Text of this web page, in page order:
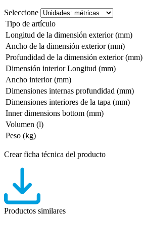
Seleccione
Tipo de artículo
Longitud de la dimensión exterior (mm)
Ancho de la dimensión exterior (mm)
Profundidad de la dimensión exterior (mm)
Dimensión interior Longitud (mm)
Ancho interior (mm)
Dimensiones internas profundidad (mm)
Dimensiones interiores de la tapa (mm)
Inner dimensions bottom (mm)
Volumen (l)
Peso (kg)
Crear ficha técnica del producto
Productos similares